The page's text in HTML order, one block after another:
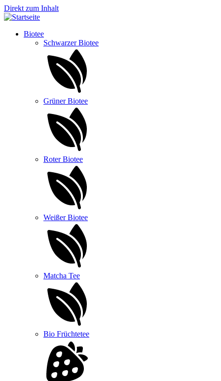
Direkt zum Inhalt
Biotee
Schwarzer Biotee
Grüner Biotee
Roter Biotee
Weißer Biotee
Matcha Tee
Bio Früchtetee